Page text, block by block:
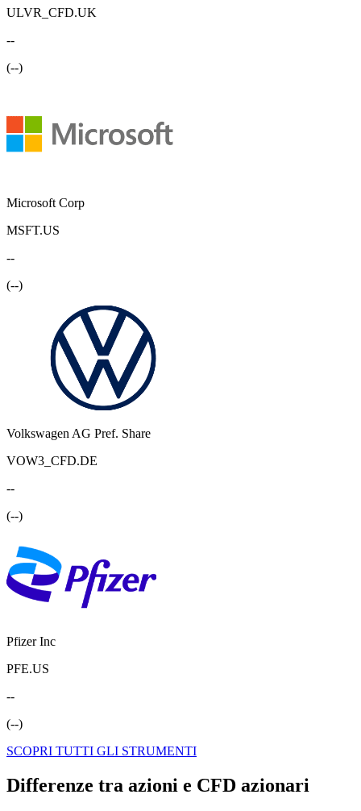
ULVR_CFD.UK
--
(--)
Microsoft Corp
MSFT.US
--
(--)
Volkswagen AG Pref. Share
VOW3_CFD.DE
--
(--)
Pfizer Inc
PFE.US
--
(--)
SCOPRI TUTTI GLI STRUMENTI
Differenze tra azioni e CFD azionari